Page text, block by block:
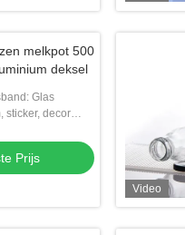
melkpot 500
deksel
Glas
sticker, decor
Prijs
Video